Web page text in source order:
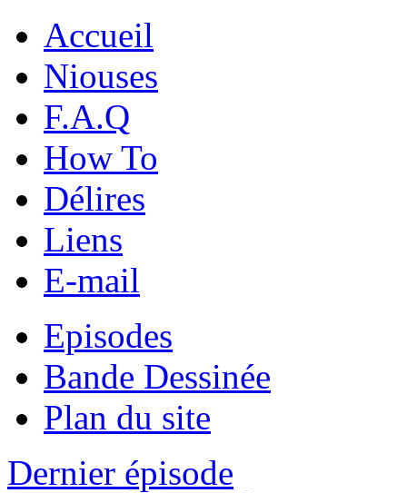
Accueil
Niouses
F.A.Q
How To
Délires
Liens
E-mail
Episodes
Bande Dessinée
Plan du site
Dernier épisode